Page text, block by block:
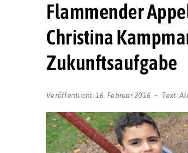
Flammender
Christina
Zukunftsaufgabe
Veröffentlicht: 16. Februar 2016 Text: